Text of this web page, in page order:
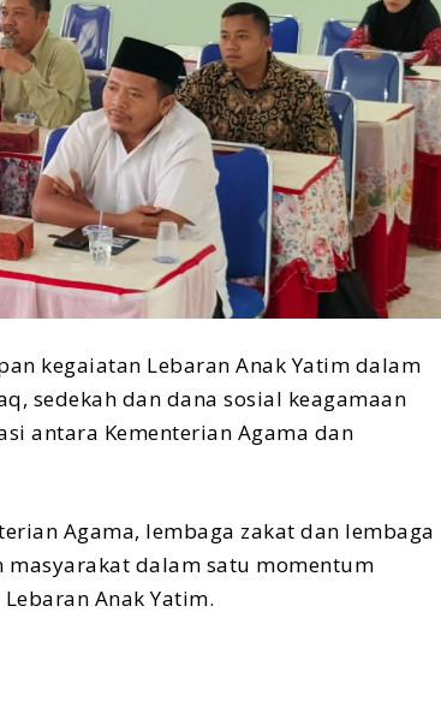
kegaiatan Lebaran Anak Yatim dalam
sedekah dan dana sosial keagamaan
antara Kementerian Agama dan
Agama, lembaga zakat dan lembaga
dalam satu momentum
Anak Yatim.